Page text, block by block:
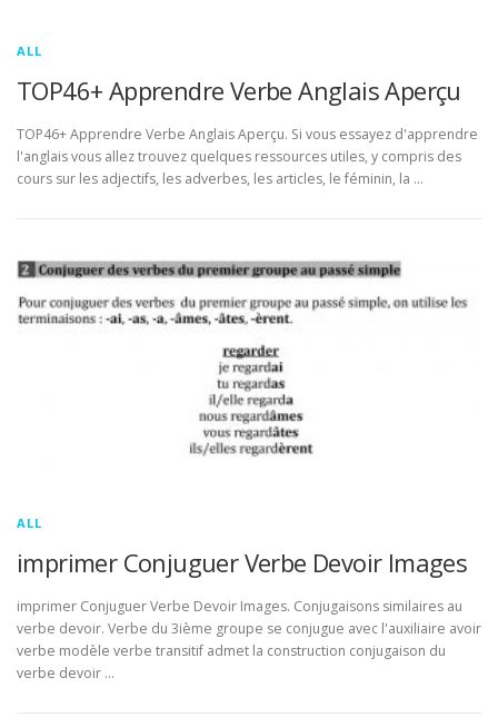
ALL
TOP46+ Apprendre Verbe Anglais Aperçu
TOP46+ Apprendre Verbe Anglais Aperçu. Si vous essayez d'apprendre
l'anglais vous allez trouvez quelques ressources utiles, y compris des
cours sur les adjectifs, les adverbes, les articles, le féminin, la …
ALL
imprimer Conjuguer Verbe Devoir Images
imprimer Conjuguer Verbe Devoir Images. Conjugaisons similaires au
verbe devoir. Verbe du 3ième groupe se conjugue avec l'auxiliaire avoir
verbe modèle verbe transitif admet la construction conjugaison du
verbe devoir …